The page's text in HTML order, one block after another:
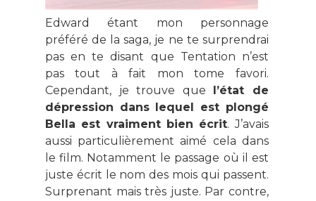
Edward étant mon personnage
préféré de la saga, je ne te surprendrai
pas en te disant que Tentation n’est
pas tout à fait mon tome favori.
Cependant, je trouve que
l’état de
dépression dans lequel est plongé
Bella est vraiment bien écrit. J’avais
aussi particulièrement aimé cela dans
le film. Notamment le passage où il est
juste écrit le nom des mois qui passent.
Surprenant mais très juste. Par contre,